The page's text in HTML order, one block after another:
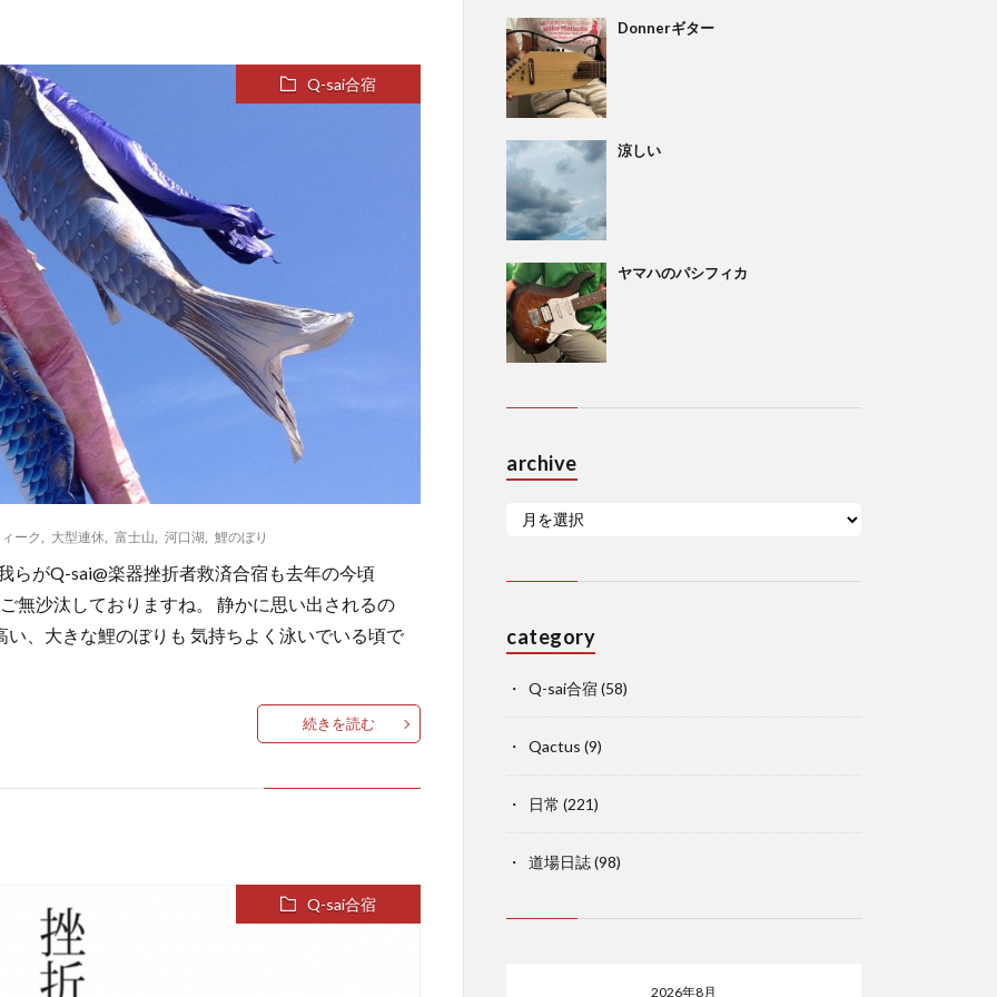
Q-sai合宿
ーク 大型連休 富士山 河口湖 鯉のぼり
らがQ-sai@楽器挫折者救済合宿も去年の今頃
無沙汰しておりますね。 静かに思い出されるの
、大きな鯉のぼりも 気持ちよく泳いでいる頃で
続きを読む
Q-sai合宿
Donnerギター
涼しい
ヤマハのパシフィカ
archive
category
Q-sai合宿(58)
Qactus (9)
日常 (221)
道場日誌(98)
2026年8月